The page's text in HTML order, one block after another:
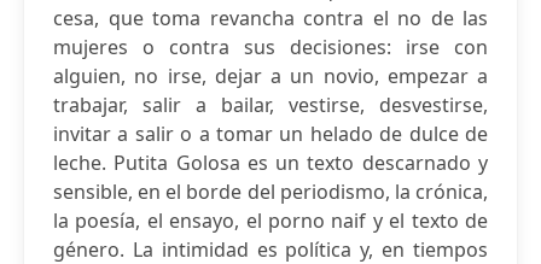
cesa, que toma revancha contra el no de las
mujeres o contra sus decisiones: irse con
alguien, no irse, dejar a un novio, empezar a
trabajar, salir a bailar, vestirse, desvestirse,
invitar a salir o a tomar un helado de dulce de
leche. Putita Golosa es un texto descarnado y
sensible, en el borde del periodismo, la crónica,
la poesía, el ensayo, el porno naif y el texto de
género. La intimidad es política y, en tiempos